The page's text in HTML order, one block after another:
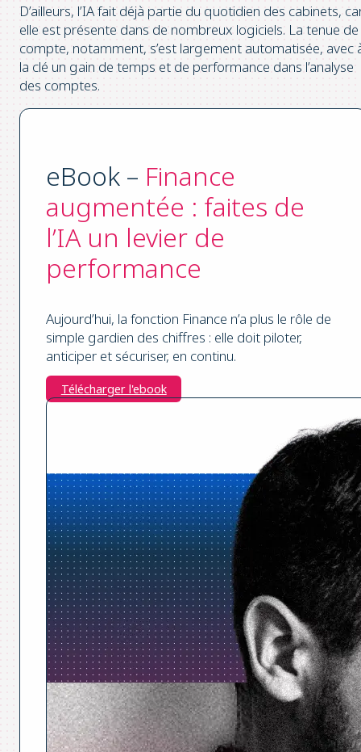
D’ailleurs, l’IA fait déjà partie du quotidien des cabinets,
elle est présente dans de nombreux logiciels. La tenue de
compte, notamment, s’est largement automatisée, avec
la clé un gain de temps et de performance dans l’analyse
des comptes.
eBook – Finance
augmentée : faites de
l’IA un levier de
performance
Aujourd’hui, la fonction Finance n’a plus le rôle de
simple gardien des chiffres : elle doit piloter,
anticiper et sécuriser, en continu.
Télécharger l'ebook